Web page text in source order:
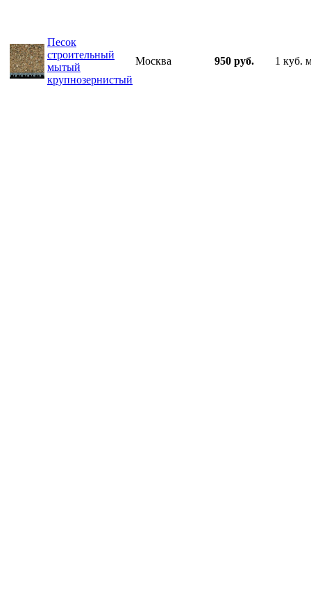
Песок
строительный
мытый
крупнозернистый
Москва 950 руб. 1 куб.